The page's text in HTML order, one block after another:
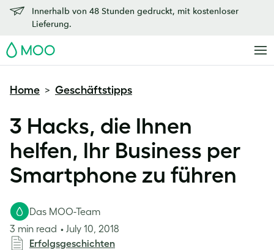
Innerhalb von 48 Stunden gedruckt, mit kostenloser
Lieferung.
MOO
Home > Geschäftstipps
3 Hacks, die Ihnen
helfen, Ihr Business per
Smartphone zu führen
Das MOO-Team
3 min read
July 10, 2018
Erfolgsgeschichten